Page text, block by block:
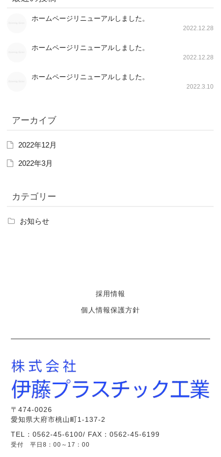
ホームページリニューアルしました。
2022.12.28
ホームページリニューアルしました。
2022.12.28
ホームページリニューアルしました。
2022.3.10
アーカイブ
2022年12月
2022年3月
カテゴリー
お知らせ
採用情報
個人情報保護方針
〒474-0026
愛知県大府市桃山町1-137-2
TEL：0562-45-6100/ FAX：0562-45-6199
受付 平日8：00～17：00